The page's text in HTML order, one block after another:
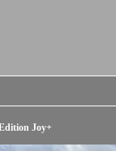
Joy+